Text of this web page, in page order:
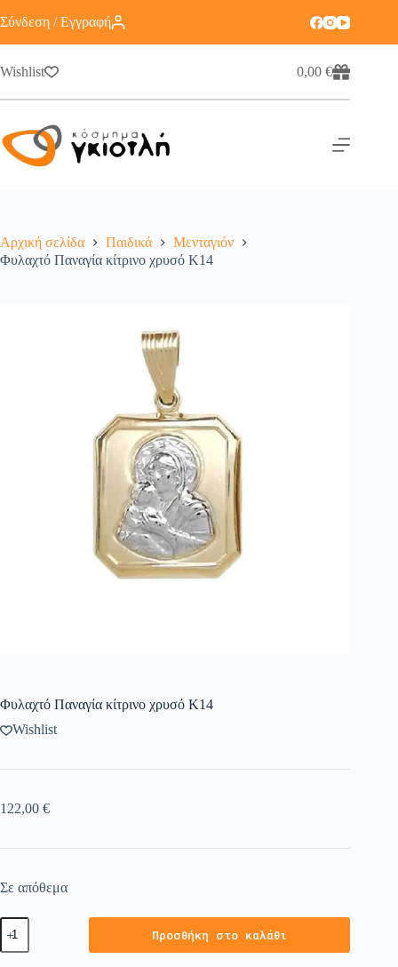
Σύνδεση / Εγγραφή
Wishlist 0,00€
Αρχική σελίδα Παιδικά
Μενταγιόν
Φυλαχτό Παναγία κίτρινο χρυσό Κ14
Φυλαχτό Παναγία κίτρινο χρυσό Κ14
Wishlist
122,00 €
Σε απόθεμα
Προσθήκη στο καλάθι